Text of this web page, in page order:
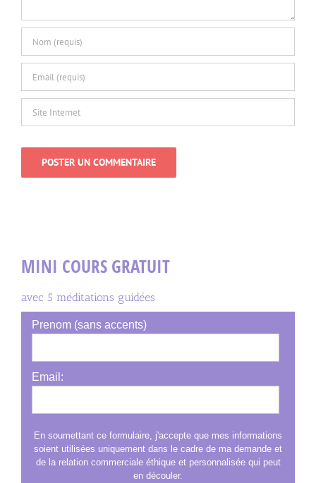
MINI COURS GRATUIT
Prenom (sans accents)
soient utilisées uniquement dans le cadre de ma demande et
de la relation commerciale éthique et personnalisée qui peut
en découler.